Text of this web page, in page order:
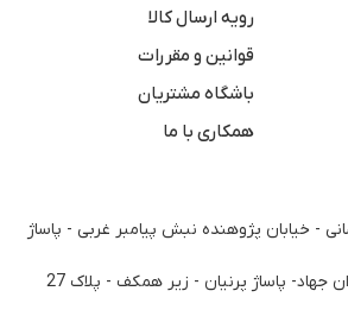
رویه ارسال کالا
قوانین و مقررات
باشگاه مشتریان
همکاری با ما
- خیابان پژوهنده نبش پیامبر غربی - پاساژ
جهاد- پاساژ پرنیان - زیر همکف - پلاک 27